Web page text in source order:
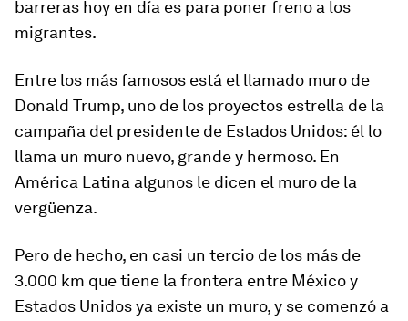
barreras hoy en día es para poner freno a los
migrantes.
Entre los más famosos está el llamado muro de
Donald Trump, uno de los proyectos estrella de la
campaña del presidente de Estados Unidos: él lo
llama un muro nuevo, grande y hermoso. En
América Latina algunos le dicen el muro de la
vergüenza.
Pero de hecho, en casi un tercio de los más de
3.000 km que tiene la frontera entre México y
Estados Unidosya existe un muro, y se comenzó a